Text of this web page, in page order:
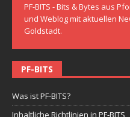
PF-BITS - Bits & Bytes aus
und Weblog mit aktuellen
Goldstadt.
PF-BITS
Was ist PF-BITS?
Inhaltliche Richtlinien in PF-BITS